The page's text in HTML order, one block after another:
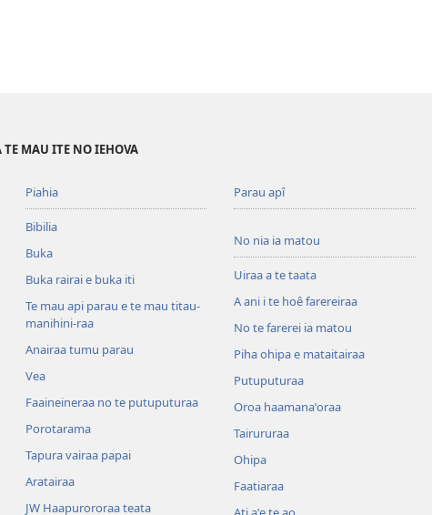
MAU ITE NO IEHOVA
Piahia
Bibilia
Buka
Buka rairai e buka iti
Te mau api parau e te mau titau-
manihini-raa
Anairaa tumu parau
Vea
Faaineineraa no te putuputuraa
Porotarama
Tapura vairaa papai
Aratairaa
JW Haapurororaa teata
Parau apî
No nia ia matou
Uiraa a te taata
A ani i te hoê farereiraa
No te farerei ia matou
Piha ohipa e mataitairaa
Putuputuraa
Oroa haamanaˈoraa
Tairururaa
Ohipa
Faatiaraa